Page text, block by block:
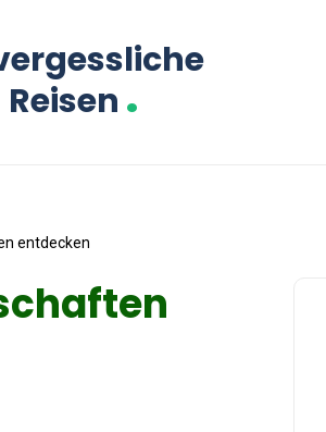
Reisen .
entdecken